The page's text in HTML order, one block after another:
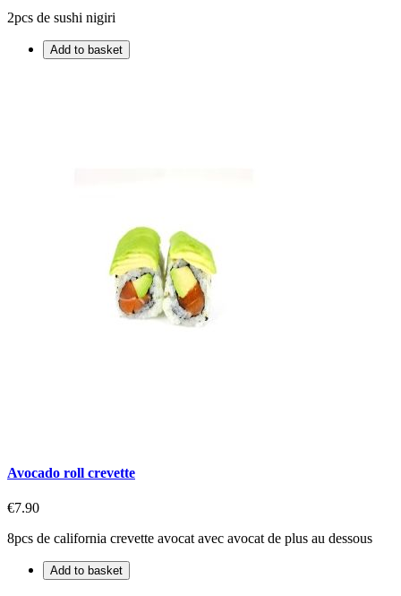
2pcs de sushi nigiri
Add to basket
Avocado roll crevette
€7.90
8pcs de california crevette avocat avec avocat de plus au dessous
Add to basket